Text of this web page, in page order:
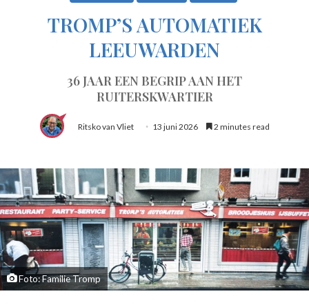
TROMP’S AUTOMATIEK
LEEUWARDEN
36 JAAR EEN BEGRIP AAN HET
RUITERSKWARTIER
Ritsko van Vliet 13 juni 2026 2 minutes read
Foto: Familie Tromp